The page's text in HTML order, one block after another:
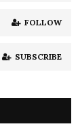
FOLLOW
SUBSCRIBE